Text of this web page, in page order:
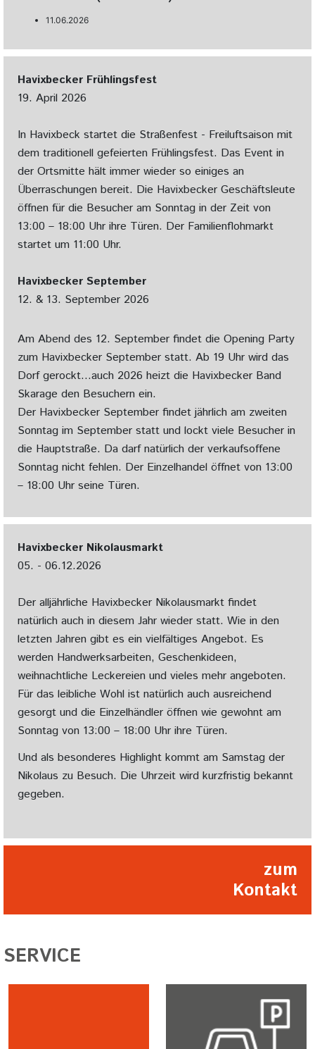
11.06.2026
Havixbecker Frühlingsfest
19. April 2026
In Havixbeck startet die Straßenfest - Freiluftsaison mit
dem traditionell gefeierten Frühlingsfest. Das Event in
der Ortsmitte hält immer wieder so einiges an
Überraschungen bereit. Die Havixbecker Geschäftsleute
öffnen für die Besucher am Sonntag in der Zeit von
13:00 – 18:00 Uhr ihre Türen. Der Familienflohmarkt
startet um 11:00 Uhr.
Havixbecker September
12. & 13. September 2026
Am Abend des 12. September findet die Opening Party
zum Havixbecker September statt. Ab 19 Uhr wird das
Dorf gerockt...auch 2026 heizt die Havixbecker Band
Skarage den Besuchern ein.
Der Havixbecker September findet jährlich am zweiten
Sonntag im September statt und lockt viele Besucher in
die Hauptstraße. Da darf natürlich der verkaufsoffene
Sonntag nicht fehlen. Der Einzelhandel öffnet von 13:00
– 18:00 Uhr seine Türen.
Havixbecker Nikolausmarkt
05. - 06.12.2026
Der alljährliche Havixbecker Nikolausmarkt findet
natürlich auch in diesem Jahr wieder statt. Wie in den
letzten Jahren gibt es ein vielfältiges Angebot. Es
werden Handwerksarbeiten, Geschenkideen,
weihnachtliche Leckereien und vieles mehr angeboten.
Für das leibliche Wohl ist natürlich auch ausreichend
gesorgt und die Einzelhändler öffnen wie gewohnt am
Sonntag von 13:00 – 18:00 Uhr ihre Türen.
Und als besonderes Highlight kommt am Samstag der
Nikolaus zu Besuch. Die Uhrzeit wird kurzfristig bekannt
gegeben.
zum
Kontakt
SERVICE